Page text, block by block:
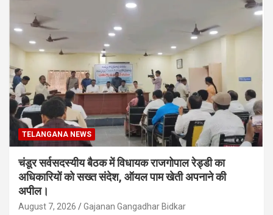
TELANGANA NEWS
चंडूर सर्वसदस्यीय बैठक में विधायक राजगोपाल रेड्डी का
अधिकारियों को सख्त संदेश, ऑयल पाम खेती अपनाने की
अपील।
August 7, 2026 Gajanan Gangadhar Bidkar